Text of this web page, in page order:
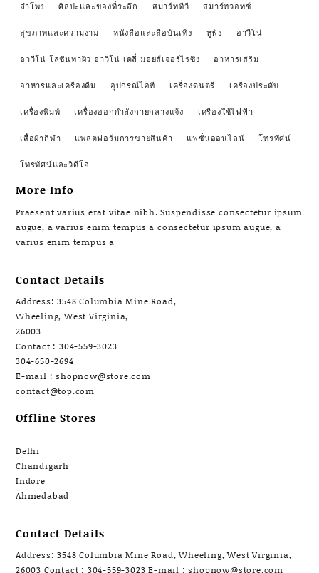
ลำโพง ศิลปะและของที่ระลึก สมาร์ททีวี สมาร์ทวอทช์
สุขภาพและความงาม หนังสือและสื่อบันเทิง หูฟัง อาวีโน่
อาวีโน่ โลชั่นทาผิว อาวีโน่ เดลี่ มอยส์เจอร์ไรซิ่ง อาหารเสริม
อาหารและเครื่องดื่ม อุปกรณ์ไอที เครื่องดนตรี เครื่องประดับ
เครื่องพิมพ์ เครื่องออกกำลังกายกลางแจ้ง เครื่องใช้ไฟฟ้า
เสื้อผ้ากีฬา แพลตฟอร์มการขายสินค้า แฟชั่นออนไลน์ โทรทัศน์
โทรทัศน์และวิดีโอ
More Info
Praesent varius erat vitae nibh. Suspendisse consectetur ipsum
augue, a varius enim tempus a consectetur ipsum augue, a
varius enim tempus a
Contact Details
Address: 3548 Columbia Mine Road,
Wheeling, West Virginia,
26003
Contact : 304-559-3023
304-650-2694
E-mail : shopnow@store.com
contact@top.com
Offline Stores
Delhi
Chandigarh
Indore
Ahmedabad
Contact Details
Address: 3548 Columbia Mine Road, Wheeling, West Virginia,
26003 Contact : 304-559-3023 E-mail : shopnow@store.com